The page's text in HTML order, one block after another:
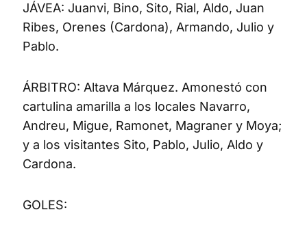
JÁVEA: Juanvi, Bino, Sito, Rial, Aldo, Juan
Ribes, Orenes (Cardona), Armando, Julio y
Pablo.
ÁRBITRO: Altava Márquez. Amonestó con
cartulina amarilla a los locales Navarro,
Andreu, Migue, Ramonet, Magraner y Moya;
y a los visitantes Sito, Pablo, Julio, Aldo y
Cardona.
GOLES: